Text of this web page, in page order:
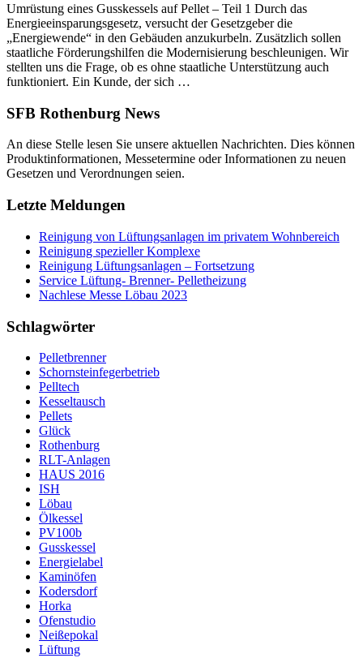
Umrüstung eines Gusskessels auf Pellet – Teil 1 Durch das
Energieeinsparungsgesetz, versucht der Gesetzgeber die
„Energiewende“ in den Gebäuden anzukurbeln. Zusätzlich sollen
staatliche Förderungshilfen die Modernisierung beschleunigen. Wir
stellten uns die Frage, ob es ohne staatliche Unterstützung auch
funktioniert. Ein Kunde, der sich …
SFB Rothenburg News
An diese Stelle lesen Sie unsere aktuellen Nachrichten. Dies können
Produktinformationen, Messetermine oder Informationen zu neuen
Gesetzen und Verordnungen seien.
Letzte Meldungen
Reinigung von Lüftungsanlagen im privatem Wohnbereich
Reinigung spezieller Komplexe
Reinigung Lüftungsanlagen – Fortsetzung
Service Lüftung- Brenner- Pelletheizung
Nachlese Messe Löbau 2023
Schlagwörter
Pelletbrenner
Schornsteinfegerbetrieb
Pelltech
Kesseltausch
Pellets
Glück
Rothenburg
RLT-Anlagen
HAUS 2016
ISH
Löbau
Ölkessel
PV100b
Gusskessel
Energielabel
Kaminöfen
Kodersdorf
Horka
Ofenstudio
Neißepokal
Lüftung